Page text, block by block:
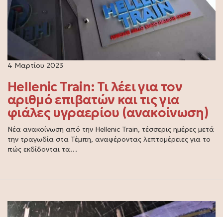
4 Μαρτίου 2023
Hellenic Train: Τι λέει για τον
αριθμό επιβατών και τις για
φιάλες υγραερίου (ανακοίνωση)
Νέα ανακοίνωση από την Hellenic Train, τέσσερις ημέρες μετά
την τραγωδία στα Τέμπη, αναφέροντας λεπτομέρειες για το
πώς εκδίδονται τα…